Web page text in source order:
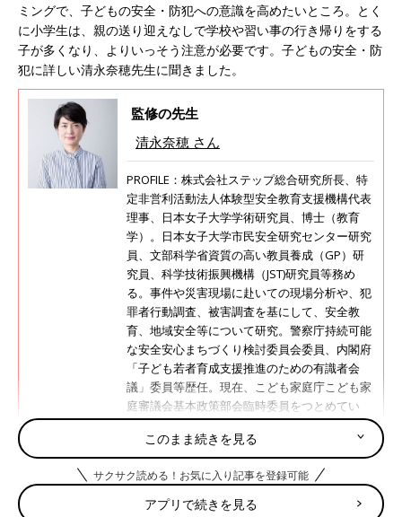
ミングで、子どもの安全・防犯への意識を高めたいところ。とく
に小学生は、親の送り迎えなしで学校や習い事の行き帰りをする
子が多くなり、よりいっそう注意が必要です。子どもの安全・防
犯に詳しい清永奈穂先生に聞きました。
監修の先生
清永奈穂 さん
PROFILE：株式会社ステップ総合研究所長、特
定非営利活動法人体験型安全教育支援機構代表
理事、日本女子大学学術研究員、博士（教育
学）。日本女子大学市民安全研究センター研究
員、文部科学省資質の高い教員養成（GP）研
究員、科学技術振興機構（JST)研究員等務め
る。事件や災害現場に赴いての現場分析や、犯
罪者行動調査、被害調査を基にして、安全教
育、地域安全等について研究。警察庁持続可能
な安全安心まちづくり検討委員会委員、内閣府
「子ども若者育成支援推進のための有識者会
議」委員等歴任。現在、こども家庭庁こども家
庭審議会基本政策部会臨時委員をつとめてい
る。主な著書に、『犯罪からの子どもの安全を
科学する』(共著、ミネルヴァ書房2012)、『犯
罪や地震から子どもの命を守る！』（小学館
2013）、『犯罪から園を守る！子どもを守
る！』（単著、メイト社2018）、『いやです、
このまま続きを見る
サクサク読める！お気に入り記事を登録可能
アプリで続きを見る